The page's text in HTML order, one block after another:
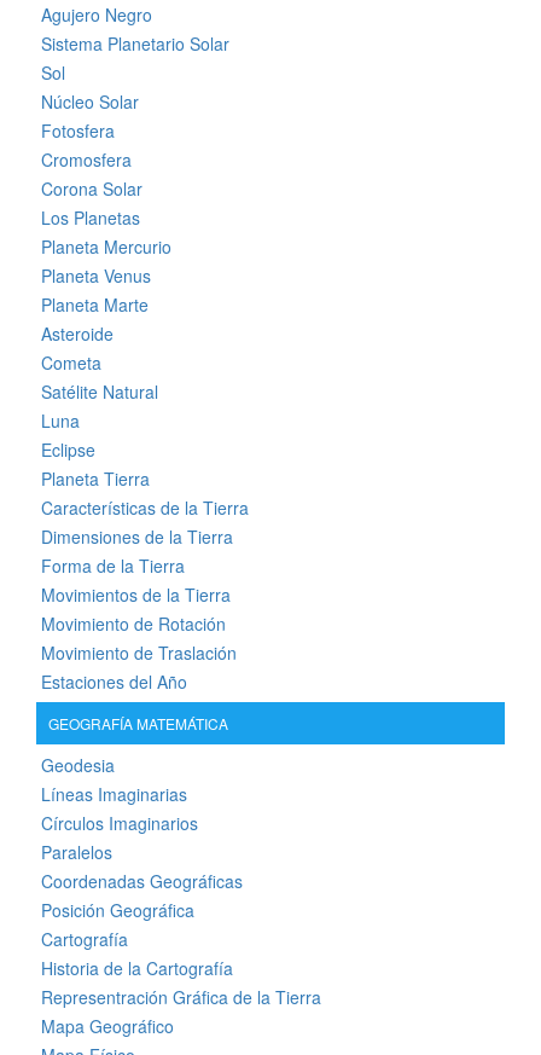
Agujero Negro
Sistema Planetario Solar
Sol
Núcleo Solar
Fotosfera
Cromosfera
Corona Solar
Los Planetas
Planeta Mercurio
Planeta Venus
Planeta Marte
Asteroide
Cometa
Satélite Natural
Luna
Eclipse
Planeta Tierra
Características de la Tierra
Dimensiones de la Tierra
Forma de la Tierra
Movimientos de la Tierra
Movimiento de Rotación
Movimiento de Traslación
Estaciones del Año
GEOGRAFÍA MATEMÁTICA
Geodesia
Líneas Imaginarias
Círculos Imaginarios
Paralelos
Coordenadas Geográficas
Posición Geográfica
Cartografía
Historia de la Cartografía
Representración Gráfica de la Tierra
Mapa Geográfico